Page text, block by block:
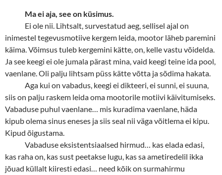
Ma ei aja, see on küsimus.
Ei ole nii. Lihtsalt, survestatud aeg, sellisel ajal on
inimestel tegevusmotiive kergem leida, mootor läheb paremini
käima. Võimsus tuleb kergemini kätte, on, kelle vastu võidelda.
Ja see keegi ei ole jumala pärast mina, vaid keegi teine ida pool,
vaenlane. Oli palju lihtsam püss kätte võtta ja sõdima hakata.
Aga kui on vabadus, keegi ei dikteeri, ei sunni, ei suuna,
siis on palju raskem leida oma mootorile motiivi käivitumiseks.
Vabaduse puhul vaenlane… mis kuradima vaenlane, häda
kipub olema sinus eneses ja siis seal nii väga võitlema ei kipu.
Kipud õigustama.
Vabaduse eksistentsiaalsed hirmud… kas elada edasi,
kas raha on, kas sust peetakse lugu, kas sa ametiredelil ikka
jõuad küllalt kiiresti edasi… need kõik on surmahirmu